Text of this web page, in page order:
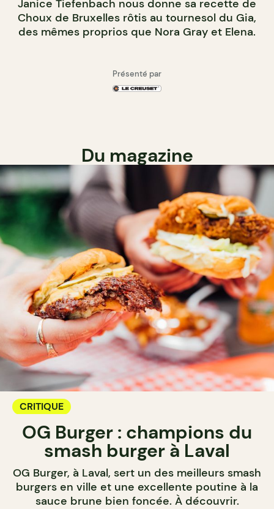
Janice Tiefenbach nous donne sa recette de
Choux de Bruxelles rôtis au tournesol du Gia,
des mêmes proprios que Nora Gray et Elena.
Présenté par
Du magazine
CRITIQUE
OG Burger : champions du
smash burger à Laval
OG Burger, à Laval, sert un des meilleurs smash
burgers en ville et une excellente poutine à la
sauce brune bien foncée. À découvrir.